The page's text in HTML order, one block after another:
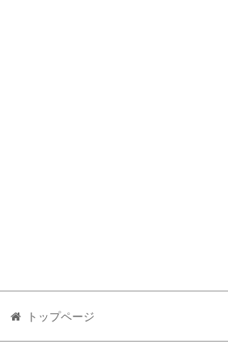
トップページ